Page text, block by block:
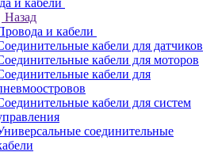
и кабели
Назад
и кабели
кабели для датчиков
кабели для моторов
кабели для
кабели для систем
соединительные